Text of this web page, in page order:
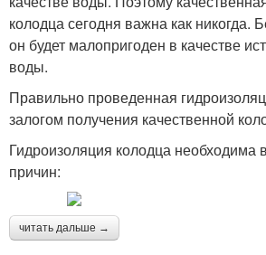
колодца сегодня важна как никогда.
он будет малопригоден в качестве
воды.
Правильно проведенная
залогом получения качественной
Гидроизоляция колодца необходима
причин:
читать дальше →